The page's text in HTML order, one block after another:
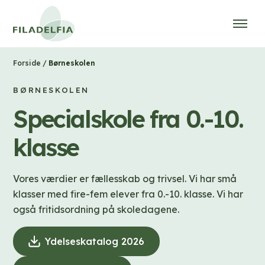
Forside / Børneskolen
BØRNESKOLEN
Specialskole fra 0.-10.
klasse
Vores værdier er fællesskab og trivsel. Vi har små
klasser med fire-fem elever fra 0.-10. klasse. Vi har
også fritidsordning på skoledagene.
Ydelseskatalog 2026
D